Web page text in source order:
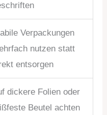
Verpackungen
nutzen statt
entsorgen
dickere Folien oder
Beutel achten